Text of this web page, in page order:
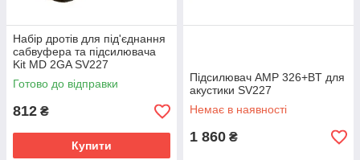
Набір дротів для під'єднання
сабвуфера та підсилювача
Kit MD 2GA SV227
Готово до відправки
812 ₴
Купити
Підсилювач AMP 326+BT для
акустики SV227
Немає в наявності
1 860 ₴